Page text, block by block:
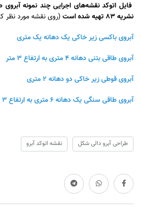
فایل اتوکد نقشه‌های اجرایی چند نمونه
نشریه 83 تهیه شده است
(روی نقشه مورد نظر
آبروی باکسی زیر خاکی یک دهانه یک متری
آبروی طاقی بتنی دهانه 4 متری به ارتفاع 3 متر
آبروی قوطی زیر خاکی دو دهانه 2 متری
آبروی طاقی سنگی یک دهانه 6 متر
ی به ارتفاع 3 متر
طراحی آبرو دالی شکل نقشه اتوکد آبرو